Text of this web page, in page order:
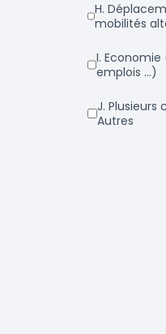
h. Déplacements et
mobilités
i. Economie (tourisme,
emplois ...)
j. Plusieurs catégories /
Autres